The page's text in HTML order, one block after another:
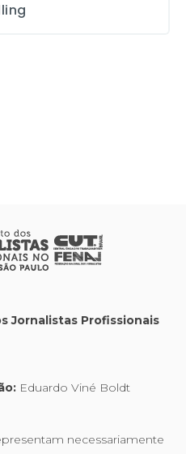
Jornalistas Profissionais
Eduardo Viné Boldt
necessariamente